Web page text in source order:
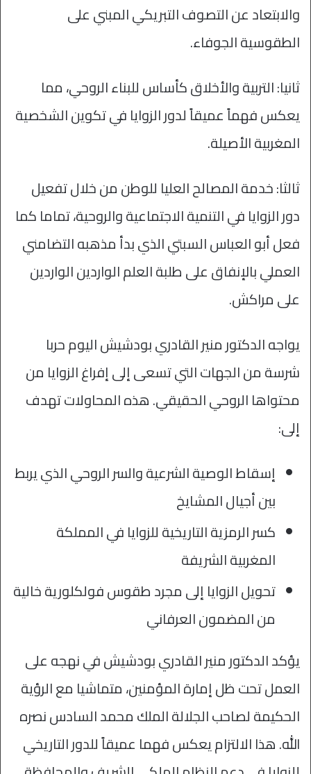
والابتعاد عن التصوف التبريكي المبني على
الطقوسية الجوفاء.
ثانيا: التربية والأخلاق كأساس للبناء الروحي، مما
يعكس فهماً عميقاً لدور الزوايا في تكوين الشخصية
المغربية الأصيلة.
ثالثا: خدمة المصالح العليا للوطن من خلال تفعيل
دور الزوايا في التنمية الاجتماعية والروحية، تماما كما
فعل أبو العباس السبتي الذي بدأ مذهبه التضامني
العملي بالإنفاق على طلبة العلم الواردين الواردين
على مراكش.
يواجه الدكتور منير القادري بودشيش اليوم حربا
شرسة من الجهات التي تسعى إلى إفراغ الزوايا من
محتواها الروحي الحقيقي. هذه المحاولات تهدف
إلى:
إسقاط الوصية الشرعية والسر الروحي الذي يربط
بين أجيال المشايخ
كسر الرمزية التاريخية للزوايا في المملكة
المغربية الشريفة
تحويل الزوايا إلى مجرد طقوس فولكلورية خالية
من المضمون العرفاني
يؤكد الدكتور منير القادري بودشيش في نهجه على
العمل تحت ظل إمارة المؤمنين، متماشيا مع الرؤية
الحكيمة لصاحب الجلالة الملك محمد السادس نصره
الله. هذا الالتزام يعكس فهما عميقاً للدور التاريخي